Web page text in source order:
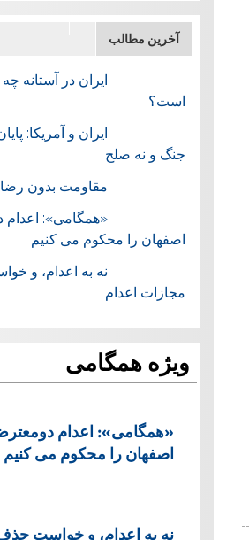
آخرین مطالب
ایران در آستانه
است؟
ایران و آمریکا:
جنگ و نه صلح
مقاومت بدون
«همگامی»: اعدام
اصفهان را محکوم می کنیم
نه به اعدام، و
مجازات اعدام
ویژه همگامی
«همگامی»: اعدام
اصفهان را محکوم می کنیم
نه به اعدام، و خواست